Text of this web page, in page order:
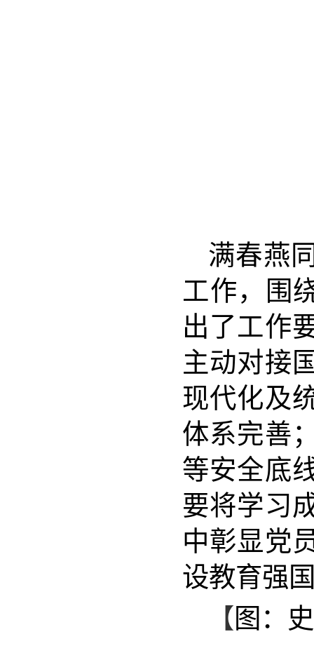
满春燕
工作，围
出了工作
主动对接
现代化及
体系完善
等安全底
要将学习
中彰显党
设教育强
【 图：